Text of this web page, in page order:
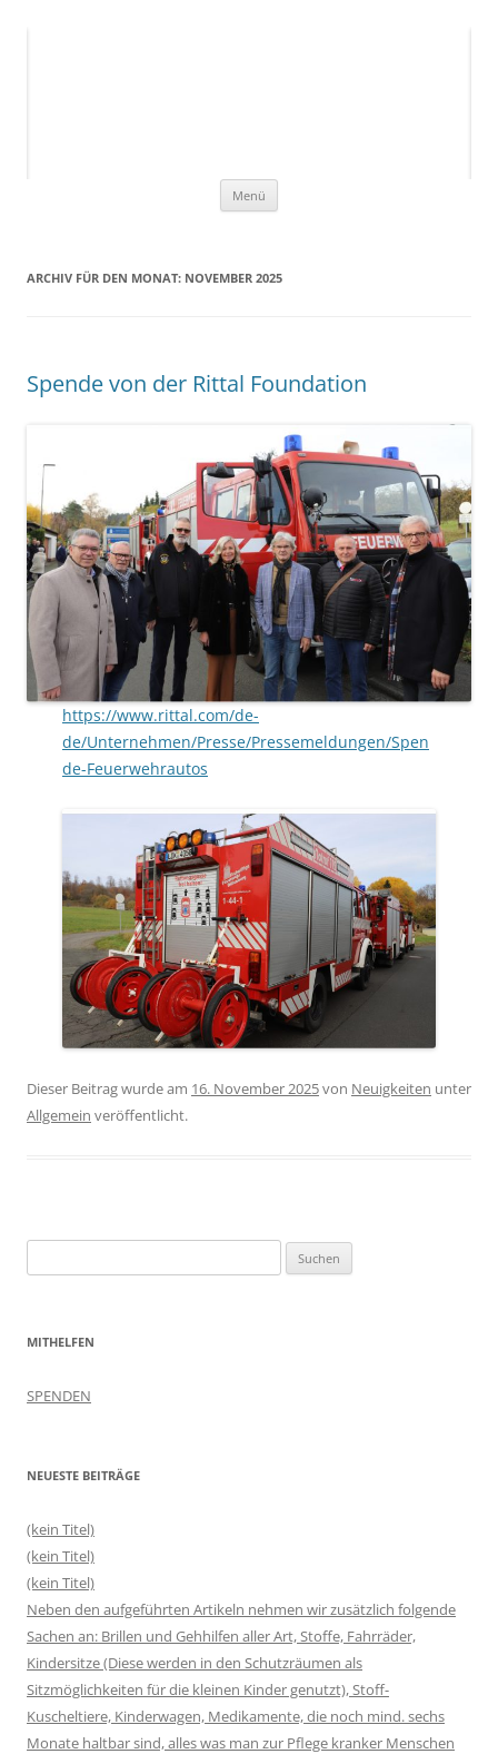
4 5 6
Menü
ARCHIV FÜR DEN MONAT: NOVEMBER 2025
Spende von der Rittal Foundation
https://www.rittal.com/de-
de/Unternehmen/Presse/Pressemeldungen/Spen
de-Feuerwehrautos
Dieser Beitrag wurde am 16. November 2025von Neuigkeiten unter
Allgemein veröffentlicht.
nach:
MITHELFEN
SPENDEN
NEUESTE BEITRÄGE
(kein Titel)
(kein Titel)
(kein Titel)
Neben den aufgeführten Artikeln nehmen wir zusätzlich folgende
Sachen an: Brillen und Gehhilfen aller Art, Stoffe, Fahrräder,
Kindersitze (Diese werden in den Schutzräumen als
Sitzmöglichkeiten für die kleinen Kinder genutzt), Stoff-
Kuscheltiere, Kinderwagen, Medikamente, die noch mind. sechs
Monate haltbar sind, alles was man zur Pflege kranker Menschen